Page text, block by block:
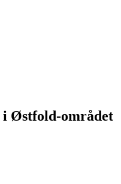
Østfold-området